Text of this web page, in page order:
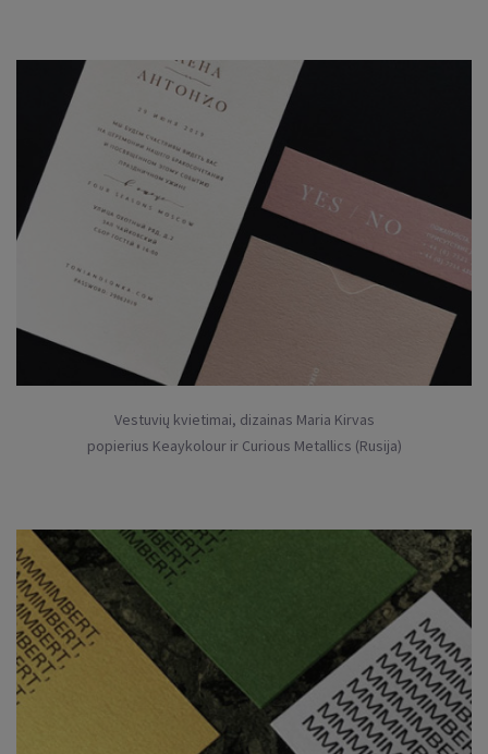
Vestuvių kvietimai, dizainas Maria Kirvas
popierius Keaykolour ir Curious Metallics (Rusija)